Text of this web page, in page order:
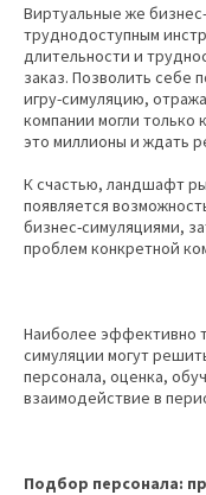
Виртуальные же
труднодоступным
длительности и
заказ. Позволить себе
игру-симуляцию,
компании могли только
это миллионы и ждать
К счастью, ландшафт
появляется
бизнес-симуляциями,
проблем конкретной
Наиболее эффективно
симуляции могут
персонала, оценка,
взаимодействие в
Подбор персонала: